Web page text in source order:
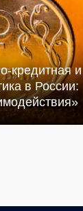
кредитная и
в России: